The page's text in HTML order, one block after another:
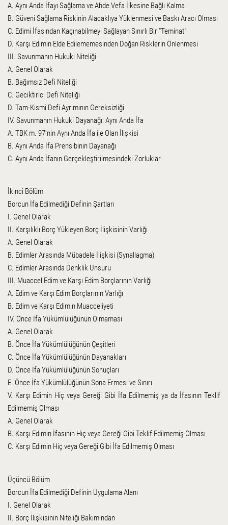
A. Aynı Anda İfayı Sağlama ve Ahde Vefa İlkesine Bağlı Kalma
B. Güveni Sağlama Riskinin Alacaklıya Yüklenmesi ve Baskı Aracı Olması
C. Edimi İfasından Kaçınabilmeyi Sağlayan Sınırlı Bir "Teminat"
D. Karşı Edimin Elde Edilememesinden Doğan Risklerin Önlenmesi
III. Savunmanın Hukuki Niteliği
A. Genel Olarak
B. Bağımsız Defi Niteliği
C. Geciktirici Defi Niteliği
D. Tam-Kısmi Defi Ayrımının Gereksizliği
IV. Savunmanın Hukuki Dayanağı: Aynı Anda İfa
A. TBK m. 97'nin Aynı Anda İfa ile Olan İlişkisi
B. Aynı Anda İfa Prensibinin Dayanağı
C. Aynı Anda İfanın Gerçekleştirilmesindeki Zorluklar
İkinci Bölüm
Borcun İfa Edilmediği Definin Şartları
I. Genel Olarak
II. Karşılıklı Borç Yükleyen Borç İlişkisinin Varlığı
A. Genel Olarak
B. Edimler Arasında Mübadele İlişkisi (Synallagma)
C. Edimler Arasında Denklik Unsuru
III. Muaccel Edim ve Karşı Edim Borçlarının Varlığı
A. Edim ve Karşı Edim Borçlarının Varlığı
B. Edim ve Karşı Edimin Muacceliyeti
IV. Önce İfa Yükümlülüğünün Olmaması
A. Genel Olarak
B. Önce İfa Yükümlülüğünün Çeşitleri
C. Önce İfa Yükümlülüğünün Dayanakları
D. Önce İfa Yükümlülüğünün Sonuçları
E. Önce İfa Yükümlülüğünün Sona Ermesi ve Sınırı
V. Karşı Edimin Hiç veya Gereği Gibi İfa Edilmemiş ya da İfasının Teklif
Edilmemiş Olması
A. Genel Olarak
B. Karşı Edimin İfasının Hiç veya Gereği Gibi Teklif Edilmemiş Olması
C. Karşı Edimin Hiç veya Gereği Gibi İfa Edilmemiş Olması
Üçüncü Bölüm
Borcun İfa Edilmediği Definin Uygulama Alanı
I. Genel Olarak
II. Borç İlişkisinin Niteliği Bakımından